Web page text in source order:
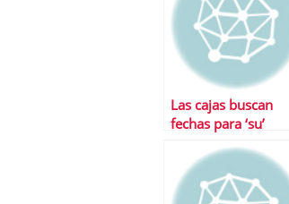
Las cajas buscan
fechas para ‘su’
a bolsa